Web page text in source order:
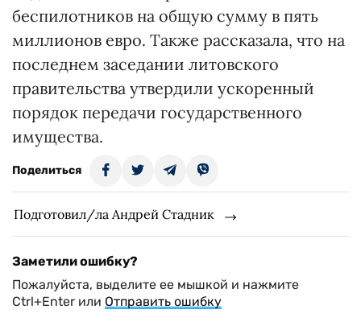
беспилотников на общую сумму в пять
миллионов евро. Также рассказала, что на
последнем заседании литовского
правительства утвердили ускоренный
порядок передачи государственного
имущества.
Поделиться
Подготовил/ла Андрей Стадник
Заметили ошибку?
Пожалуйста, выделите ее мышкой и нажмите
Ctrl+Enter или Отправить ошибку